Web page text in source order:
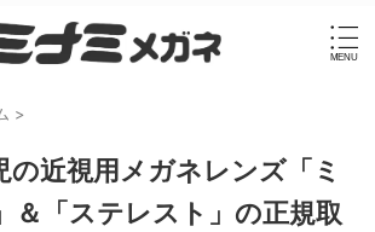
>
の近視用メガネレンズ「ミ
＆「ステレスト」の正規取